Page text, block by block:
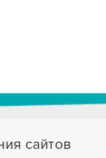
сайтов